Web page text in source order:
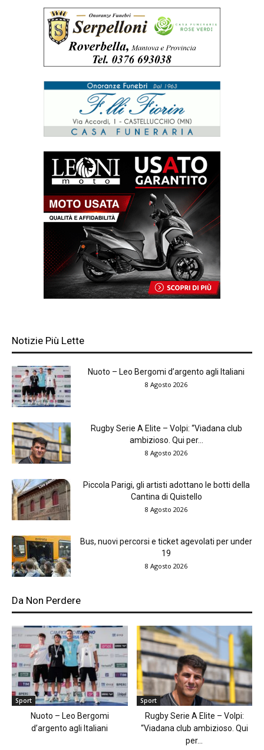
Notizie Più Lette
Nuoto – Leo Bergomi d’argento agli Italiani
8 Agosto 2026
Rugby Serie A Elite – Volpi: “Viadana club
ambizioso. Qui per...
8 Agosto 2026
Piccola Parigi, gli artisti adottano le botti della
Cantina di Quistello
8 Agosto 2026
Bus, nuovi percorsi e ticket agevolati per under
19
8 Agosto 2026
Da Non Perdere
Sport
Nuoto – Leo Bergomi
d’argento agli Italiani
Sport
Rugby Serie A Elite – Volpi:
“Viadana club ambizioso. Qui
per...